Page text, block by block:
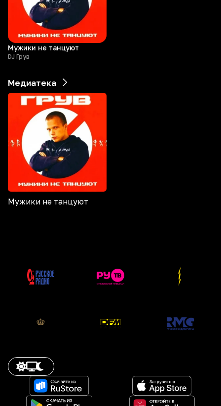
Мужики не танцуют
DJ Грув
Медиатека
Мужики не танцуют